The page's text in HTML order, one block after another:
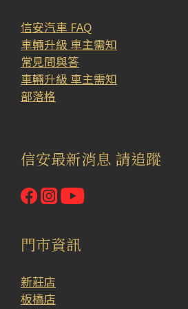
信安汽車 FAQ
車輛升級 車主需知
常見問與答
車輛升級 車主需知
部落格
信安最新消息 請追蹤
門市資訊
新莊店
板橋店